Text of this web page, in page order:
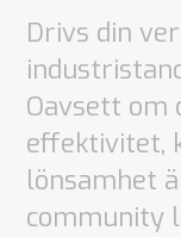
Drivs din
Oavsett om
effektivitet,
lönsamhet
community